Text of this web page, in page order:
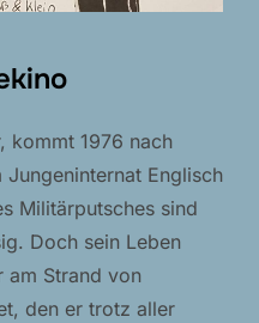
kommt 1976 nach
Jungeninternat Englisch
Militärputsches sind
Doch sein Leben
am Strand von
den er trotz aller